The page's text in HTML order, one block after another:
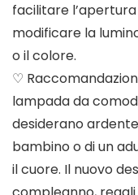
facilitare
modificare la
o il colore.
♡
lampada da
desiderano
bambino o di un
il cuore. Il nuovo